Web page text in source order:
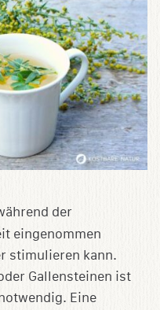
der
eingenommen
stimulieren kann.
Gallensteinen ist
Eine